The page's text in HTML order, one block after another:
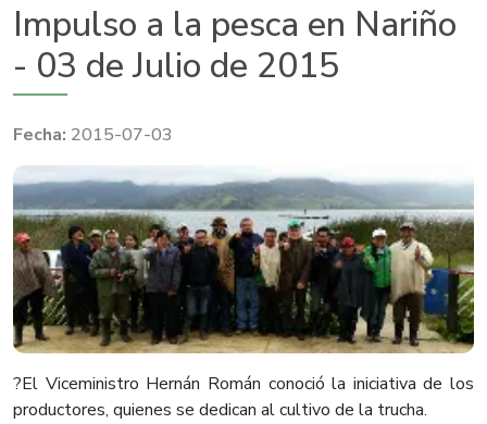
Impulso a la pesca en Nariño
- 03 de Julio de 2015
2015-07-03
​?El Viceministro Hernán Román conoció la iniciativa de los
productores, quienes se dedican al cultivo de la trucha.